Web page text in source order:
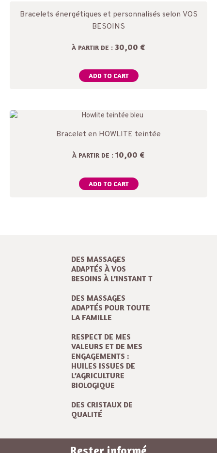
Bracelets énergétiques et personnalisés selon VOS
BESOINS
À PARTIR DE : 30,00 €
ADD TO CART
Bracelet en HOWLITE teintée
À PARTIR DE : 10,00 €
ADD TO CART
DES MASSAGES
ADAPTÉS À VOS
BESOINS À L’INSTANT T
DES MASSAGES
ADAPTÉS POUR TOUTE
LA FAMILLE
RESPECT DE MES
VALEURS ET DE MES
ENGAGEMENTS :
HUILES ISSUES DE
L’AGRICULTURE
BIOLOGIQUE
DES CRISTAUX DE
QUALITÉ